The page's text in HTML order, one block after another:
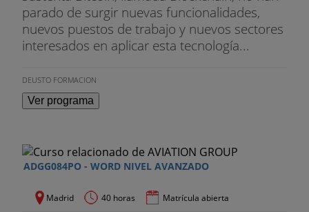
parado de surgir nuevas funcionalidades,
nuevos puestos de trabajo y nuevos sectores
interesados en aplicar esta tecnología...
DEUSTO FORMACION
Ver programa
ADGG084PO - WORD NIVEL AVANZADO
Madrid 40 horas Matrícula abierta